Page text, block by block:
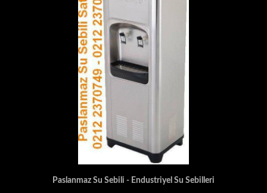
Paslanmaz Su Sebili - Endustriyel Su Sebilleri